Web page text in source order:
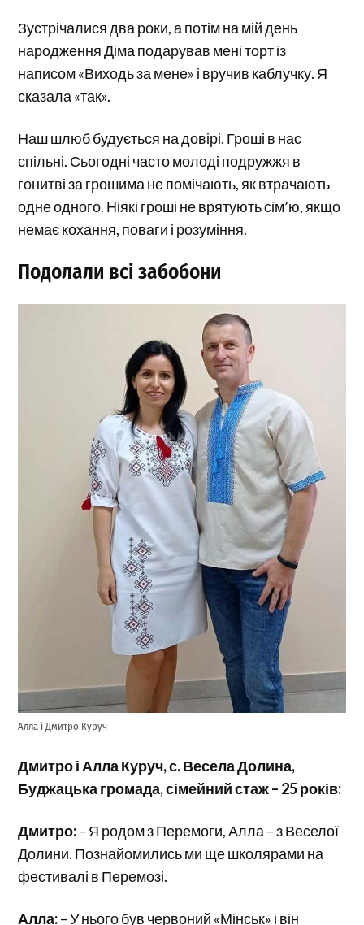
Зустрічалися два роки, а потім на мій день
народження Діма подарував мені торт із
написом «Виходь за мене» і вручив каблучку. Я
сказала «так».
Наш шлюб будується на довірі. Гроші в нас
спільні. Сьогодні часто молоді подружжя в
гонитві за грошима не помічають, як втрачають
одне одного. Ніякі гроші не врятують сім’ю, якщо
немає кохання, поваги і розуміння.
Подолали всі забобони
Алла і Дмитро Куруч
Дмитро і Алла Куруч, с. Весела Долина,
Буджацька громада, сімейний стаж – 25 років:
Дмитро:– Я родом з Перемоги, Алла – з Веселої
Долини. Познайомились ми ще школярами на
фестивалі в Перемозі.
Алла:– У нього був червоний «Мінськ» і він